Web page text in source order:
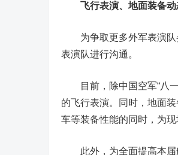
飞行表演、地面装备动
为争取更多外军表演队
表演队进行沟通。
目前，除中国空军“八一”
的飞行表演。同时，地面
车等装备性能的同时，为
此外，为全面提高本届